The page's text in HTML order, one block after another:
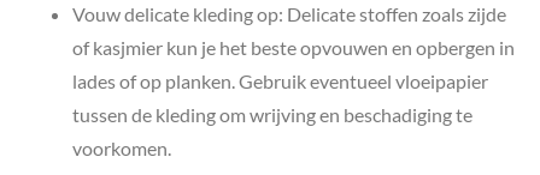
Vouw delicate kleding op: Delicate stoffen zoals zijde
of kasjmier kun je het beste opvouwen en opbergen in
lades of op planken. Gebruik eventueel vloeipapier
tussen de kleding om wrijving en beschadiging te
voorkomen.